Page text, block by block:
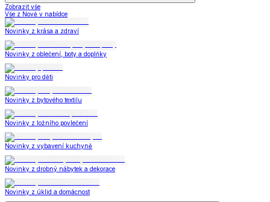
Zobrazit vše
Vše z Nově v nabídce
Novinky z krása a zdraví
Novinky z oblečení, boty a doplňky
Novinky pro děti
Novinky z bytového textilu
Novinky z ložního povlečení
Novinky z vybavení kuchyně
Novinky z drobný nábytek a dekorace
Novinky z úklid a domácnost